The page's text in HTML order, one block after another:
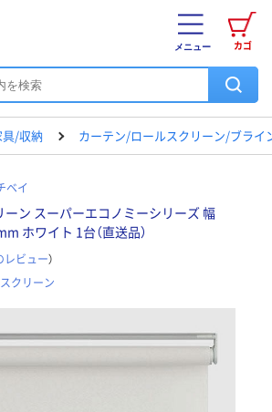
カゴ
メニュー
/収納 カーテン/ロールスクリーン/ブライ
ベイ
ン スーパーエコノミーシリーズ 幅
ホワイト 1台（直送品）
レビュー）
クリーン